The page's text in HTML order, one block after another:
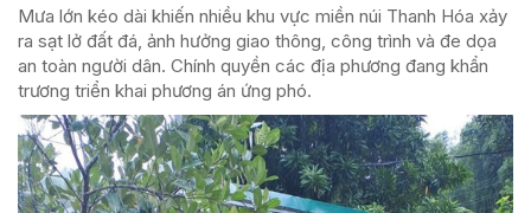
Mưa lớn kéo dài khiến nhiều khu vực miền núi Thanh Hóa xảy
ra sạt lở đất đá, ảnh hưởng giao thông, công trình và đe dọa
an toàn người dân. Chính quyền các địa phương đang khẩn
trương triển khai phương án ứng phó.